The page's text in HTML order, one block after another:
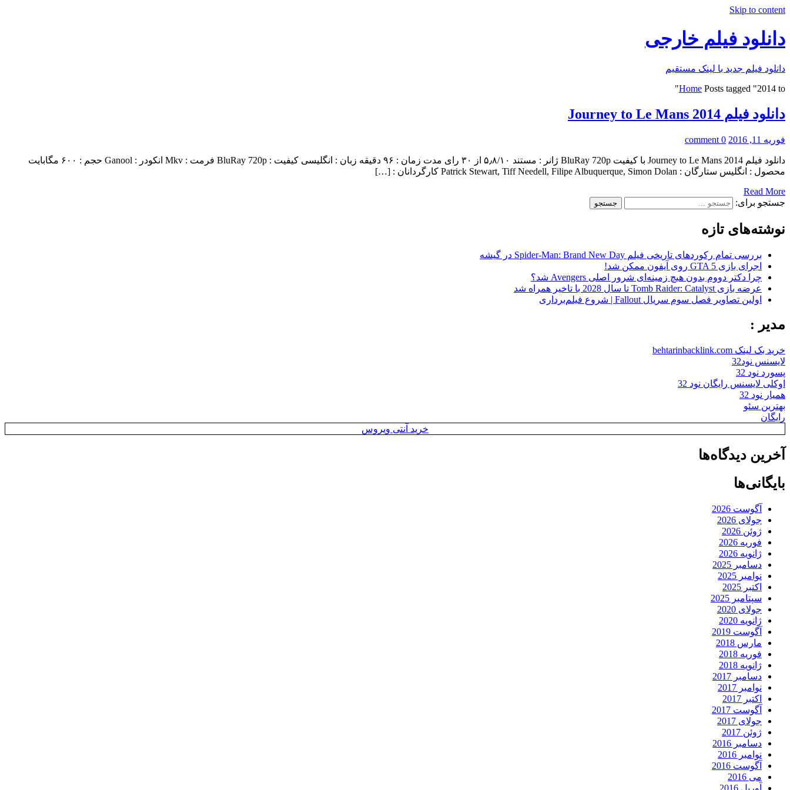
Skip to content
دانلود فیلم خارجی
دانلود فیلم جدید با لینک مستقیم
Home Posts tagged "2014 to"
دانلود فیلم Journey to Le Mans 2014
فوریه 11, 2016 0 comment
دانلود فیلم Journey to Le Mans 2014 با کیفیت BluRay 720p ژانر : مستند ۵٫۸/۱۰ از ۳۰ رای مدت زمان : ۹۶ دقیقه زبان : انگلیسی کیفیت : BluRay 720p فرمت : Mkv انکودر : Ganool حجم : ۶۰۰ مگابایت
محصول : انگلیس ستارگان : Patrick Stewart, Tiff Needell, Filipe Albuquerque, Simon Dolan کارگردانان : […]
Read More
جستجو برای:
نوشته‌های تازه
بررسی تمام رکوردهای تاریخی فیلم Spider-Man: Brand New Day در گیشه
اجرای بازی GTA 5 روی آیفون ممکن شد!
چرا دکتر دووم بدون هیچ زمینه‌ای شرور اصلی Avengers شد؟
عرضه بازی Tomb Raider: Catalyst تا سال 2028 با تاخیر همراه شد
اولین تصاویر فصل سوم سریال Fallout | شروع فیلم‌برداری
مدیر :
خرید بک لینک behtarinbacklink.com
لایسنس نود32
پسورد نود 32
اوکلی لایسنس رایگان نود 32
همیار نود 32
بهترین سئو
رایگان
خرید آنتی ویروس
آخرین دیدگاه‌ها
بایگانی‌ها
آگوست 2026
جولای 2026
ژوئن 2026
فوریه 2026
ژانویه 2026
دسامبر 2025
نوامبر 2025
اکتبر 2025
سپتامبر 2025
جولای 2020
ژانویه 2020
آگوست 2019
مارس 2018
فوریه 2018
ژانویه 2018
دسامبر 2017
نوامبر 2017
اکتبر 2017
آگوست 2017
جولای 2017
ژوئن 2017
دسامبر 2016
نوامبر 2016
آگوست 2016
می 2016
آوریل 2016